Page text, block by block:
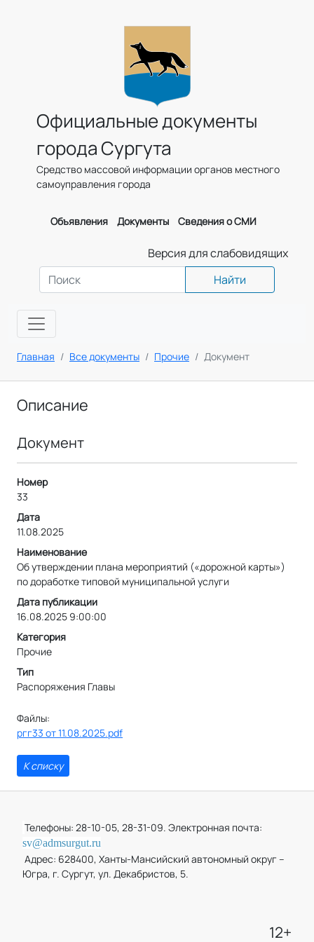
Официальные документы
города Сургута
Средство массовой информации органов местного
самоуправления города
Объявления Документы Сведения о СМИ
Версия для слабовидящих
Найти
Главная Все документы Прочие Документ
Описание
Документ
Номер
33
Дата
11.08.2025
Наименование
Об утверждении плана мероприятий («дорожной карты»)
по доработке типовой муниципальной услуги
Дата публикации
16.08.2025 9:00:00
Категория
Прочие
Тип
Распоряжения Главы
Файлы:
ргг33 от 11.08.2025.pdf
К списку
Телефоны: 28-10-05, 28-31-09. Электронная почта:
sv@admsurgut.ru
Адрес: 628400, Ханты-Мансийский автономный округ –
Югра, г. Сургут, ул. Декабристов, 5.
12+